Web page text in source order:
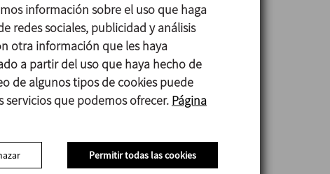
≤ 0,8 μm
información sobre el uso que haga
redes sociales, publicidad y análisis
otra información que les haya
a partir del uso que haya hecho de
de algunos tipos de cookies puede
servicios que podemos ofrecer. Página
Permitir todas las cookies